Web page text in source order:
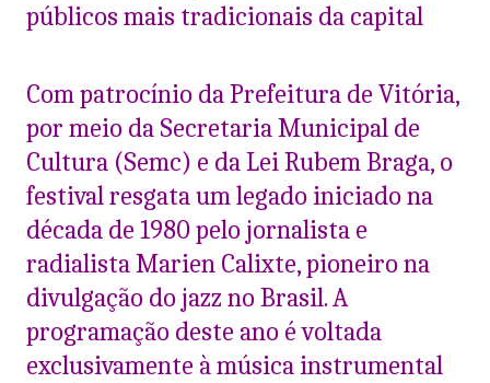
públicos mais tradicionais da capital
Com patrocínio da Prefeitura de Vitória,
por meio da Secretaria Municipal de
Cultura (Semc) e da Lei Rubem Braga, o
festival resgata um legado iniciado na
década de 1980 pelo jornalista e
radialista Marien Calixte, pioneiro na
divulgação do jazz no Brasil. A
programação deste ano é voltada
exclusivamente à música instrumental